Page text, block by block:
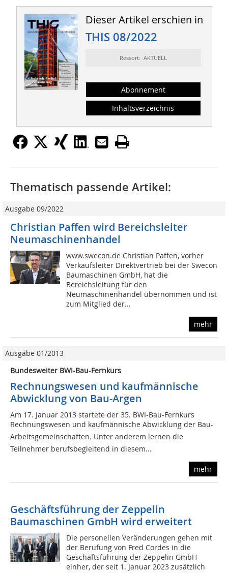
Dieser Artikel erschien in
THIS 08/2022
Ressort: AKTUELL
Abonnement
Inhaltsverzeichnis
Thematisch passende Artikel:
Ausgabe 09/2022
Christian Paffen wird Bereichsleiter
Neumaschinenhandel
www.swecon.de Christian Paffen, vorher
Verkaufsleiter Direktvertrieb bei der Swecon
Baumaschinen GmbH, hat die
Bereichsleitung für den
Neumaschinenhandel übernommen und ist
zum Mitglied der...
mehr
Ausgabe 01/2013
Bundesweiter BWI-Bau-Fernkurs
Rechnungswesen und kaufmännische
Abwicklung von Bau-Argen
Am 17. Januar 2013 startete der 35. BWI-Bau-Fernkurs
Rechnungswesen und kaufmännische Abwicklung der Bau-
Arbeitsgemeinschaften. Unter anderem lernen die
Teilnehmer berufsbegleitend in diesem...
mehr
Geschäftsführung der Zeppelin
Baumaschinen GmbH wird erweitert
Die personellen Veränderungen gehen mit
der Berufung von Fred Cordes in die
Geschäftsführung der Zeppelin GmbH
einher, der seit 1. Januar 2023 zusätzlich